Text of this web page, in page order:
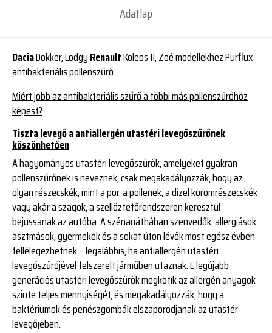
Adatlap
DaciaDokker, LodgyRenaultKoleos II, Zoé modellekhez Purflux
antibakteriális pollenszűrő.
Miért jobb az antibakteriális szűrő a többi más pollenszűrőhöz
képest?
Tiszta levegő a antiallergén utastéri levegőszűrőnek
köszönhetően
A hagyományos utastéri levegőszűrők, amelyeket gyakran
pollenszűrőnek is neveznek, csak megakadályozzák, hogy az
olyan részecskék, mint a por, a pollenek, a dízel koromrészecskék
vagy akár a szagok, a szellőztetőrendszeren keresztül
bejussanak az autóba. A szénanáthában szenvedők, allergiások,
asztmások, gyermekek és a sokat úton lévők most egész évben
fellélegezhetnek – legalábbis, ha antiallergén utastéri
levegőszűrőjével felszerelt járműben utaznak. E legújabb
generációs utastéri levegőszűrők megkötik az allergén anyagok
szinte teljes mennyiségét, és megakadályozzák, hogy a
baktériumok és penészgombák elszaporodjanak az utastér
levegőjében.